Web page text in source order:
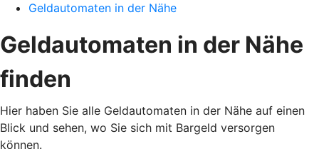
Geldautomaten in der Nähe
Geldautomaten in der Nähe
finden
Hier haben Sie alle Geldautomaten in der Nähe auf einen
Blick und sehen, wo Sie sich mit Bargeld versorgen
können.